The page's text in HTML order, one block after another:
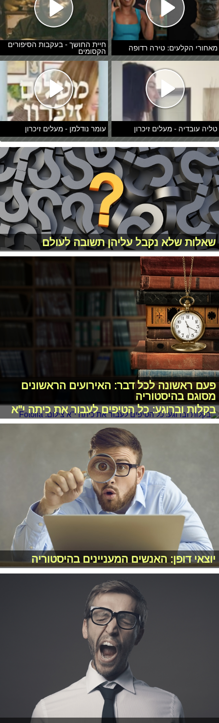
מאחורי הקלעים: טירה רדופה
חיית החושך - בעקבות הסיפורים
הקסומים
טליה עובדיה - מעלים זיכרון עומר נודלמן - מעלים זיכרון
שאלות שלא נקבל עליהן תשובה לעולם
פעם ראשונה לכל דבר: האירועים הראשונים
מסוגם בהיסטוריה
בקלות וברוגע: כל הטיפים לעבור את כיתה י"א
יוצאי דופן: האנשים המעניינים בהיסטוריה